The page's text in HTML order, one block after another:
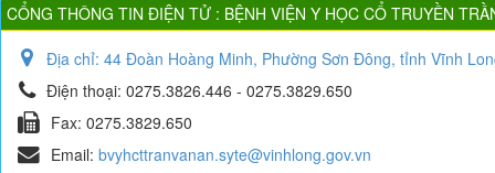
CỔNG THÔNG TIN ĐIỆN TỬ : BỆNH VIỆN Y HỌC CỔ TRUYỀN
Địa chỉ: 44 Đoàn Hoàng Minh, Phường Sơn Đông, tỉnh Vĩnh
Điện thoại: 0275.3826.446 - 0275.3829.650
Fax: 0275.3829.650
Email: bvyhcttranvanan.syte@vinhlong.gov.vn